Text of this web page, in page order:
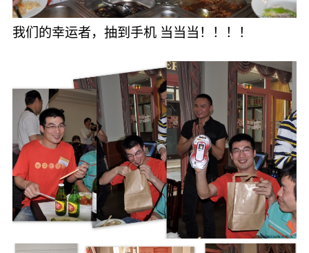
我们的幸运者，抽到手机 当当当！！！！